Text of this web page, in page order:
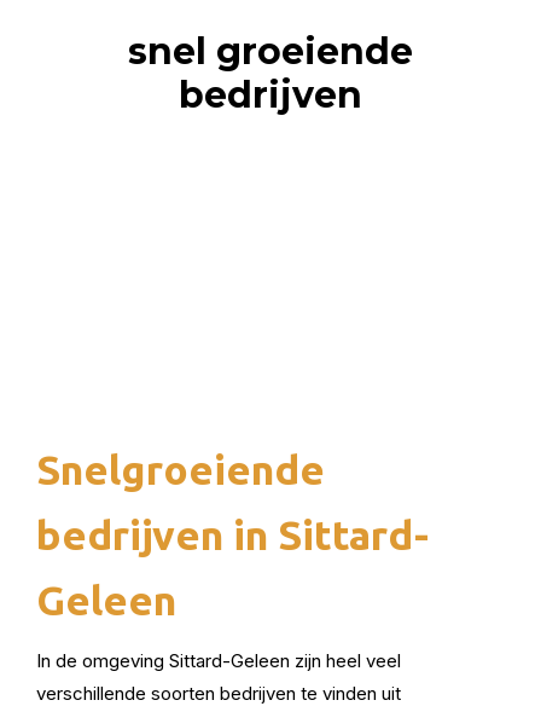
snel groeiende
bedrijven
Snelgroeiende
bedrijven in Sittard-
Geleen
In de omgeving Sittard-Geleen zijn heel veel
verschillende soorten bedrijven te vinden uit